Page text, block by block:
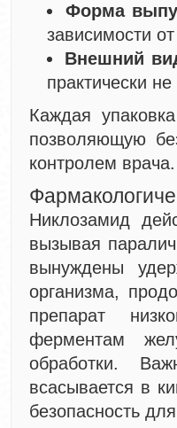
Форма
зависимости
Внешний
практически
Каждая
позволяющую
контролем врача.
Никлозамид
вызывая
вынуждены
организма,
препарат
ферментам
обработки.
всасывается в
безопасность